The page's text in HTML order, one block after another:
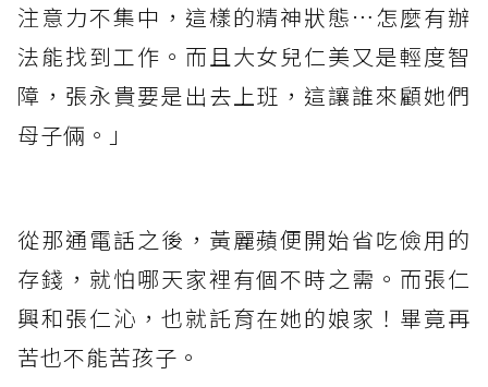
注意力不集中，這樣的精神狀態…怎麼有辦
法能找到工作。而且大女兒仁美又是輕度智
障，張永貴要是出去上班，這讓誰來顧她們
母子倆。」
從那通電話之後，黃麗蘋便開始省吃儉用的
存錢，就怕哪天家裡有個不時之需。而張仁
興和張仁沁，也就託育在她的娘家！畢竟再
苦也不能苦孩子。